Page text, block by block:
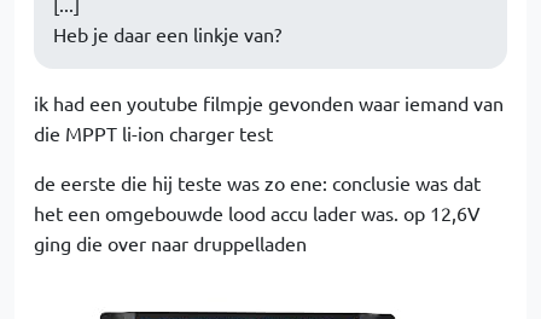
Heb je daar een linkje van?
ik had een youtube filmpje gevonden waar iemand van
die MPPT li-ion charger test
de eerste die hij teste was zo ene: conclusie was dat
het een omgebouwde lood accu lader was. op 12,6V
ging die over naar druppelladen